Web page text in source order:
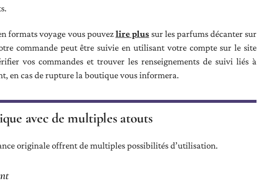
formats voyage vous pouvezlire plussur les parfums décanter sur
commande peut être suivie en utilisant votre compte sur le site
vos commandes et trouver les renseignements de suivi liés à
en cas de rupture la boutique vous informera.
avec de multiples atouts
originale offrent de multiples possibilités d’utilisation.